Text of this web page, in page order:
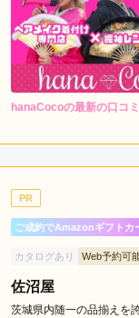
hanaCocoの最新の口コミ
PR
ご成約でAmazonギフトカ
カタログあり Web予約可
佐沼屋
茨城県内随一の品揃えを